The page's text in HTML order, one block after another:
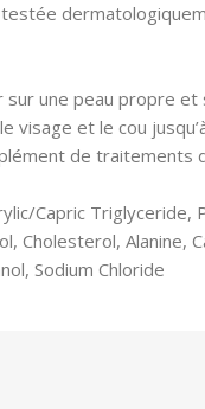
une peau propre et
visage et le cou
de traitements
Capric
Cholesterol, Alanine,
Sodium Chloride